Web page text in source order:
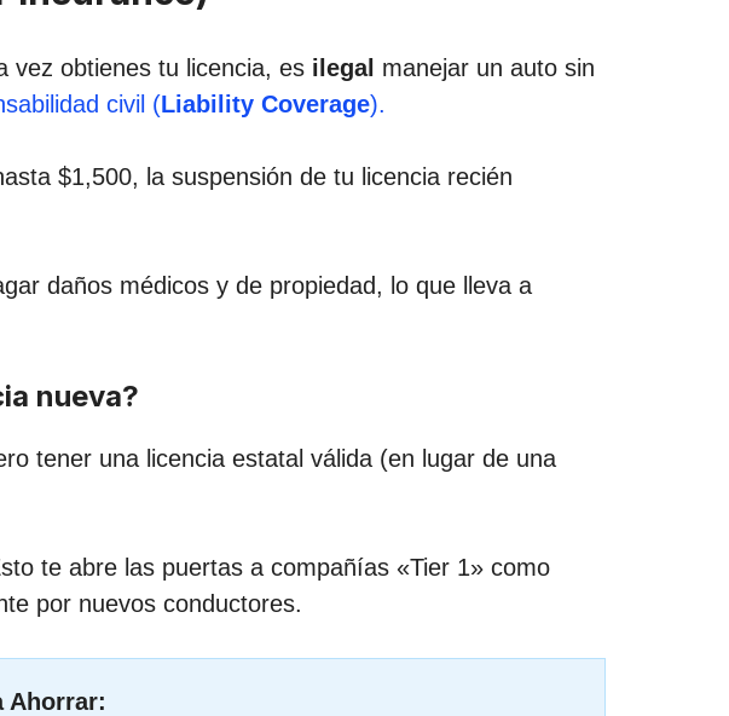
vez obtienes tu licencia, es ilegal manejar un auto sin
civil (Liability Coverage).
$1,500, la suspensión de tu licencia recién
daños médicos y de propiedad, lo que lleva a
nueva?
tener una licencia estatal válida (en lugar de una
te abre las puertas a compañías «Tier 1» como
por nuevos conductores.
Ahorrar: